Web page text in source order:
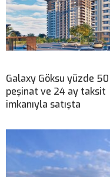
Galaxy Göksu yüzde 50
peşinat ve 24 ay taksit
imkanıyla satışta